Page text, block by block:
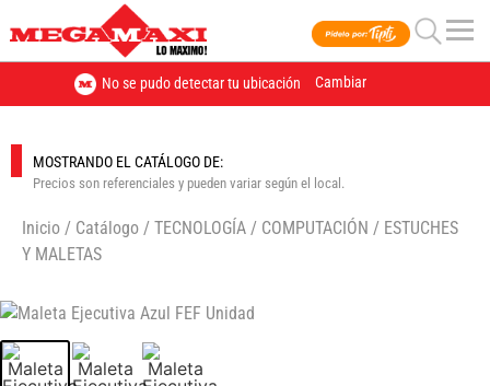
No se pudo detectar tu ubicación Cambiar
MOSTRANDO EL CATÁLOGO DE:
Precios son referenciales y pueden variar según el local.
Inicio / Catálogo / TECNOLOGÍA / COMPUTACIÓN / ESTUCHES
Y MALETAS